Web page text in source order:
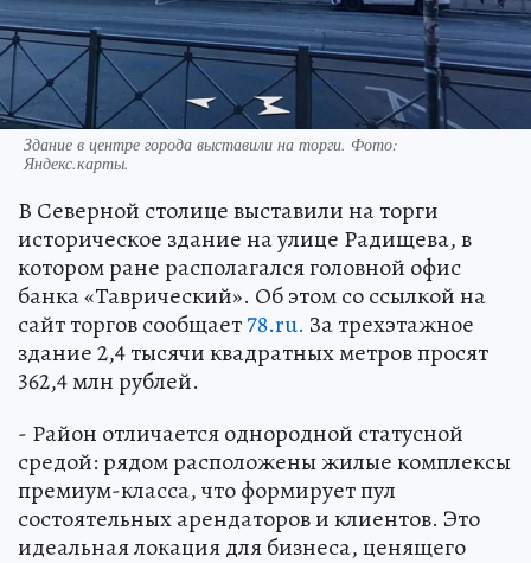
Здание в центре города выставили на торги. Фото:
Яндекс.карты.
В Северной столице выставили на торги
историческое здание на улице Радищева, в
котором ране располагался головной офис
банка «Таврический». Об этом со ссылкой на
сайт торгов сообщает78.ru. За трехэтажное
здание 2,4 тысячи квадратных метров просят
362,4 млн рублей.
- Район отличается однородной статусной
средой: рядом расположены жилые комплексы
премиум-класса, что формирует пул
состоятельных арендаторов и клиентов. Это
идеальная локация для бизнеса, ценящего